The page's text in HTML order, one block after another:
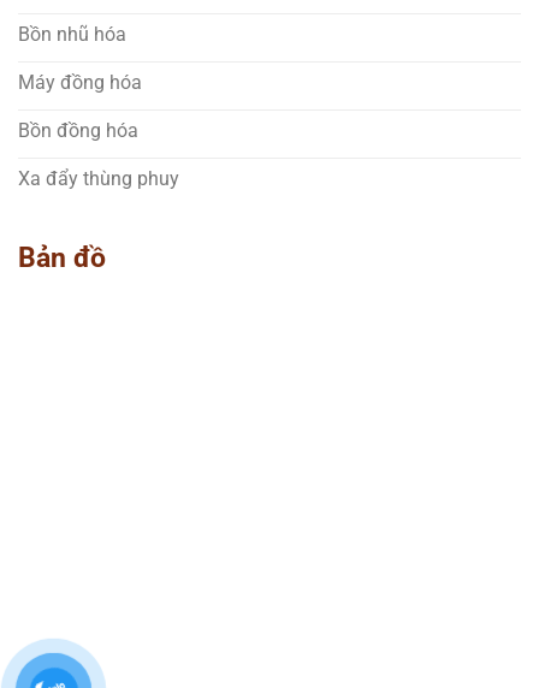
Bồn nhũ hóa
Máy đồng hóa
Bồn đồng hóa
Xa đẩy thùng phuy
Bản đồ